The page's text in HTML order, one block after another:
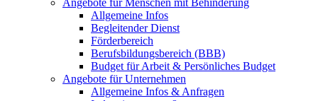
Angebote für Menschen mit Behinderung
Allgemeine Infos
Begleitender Dienst
Förderbereich
Berufsbildungsbereich (BBB)
Budget für Arbeit & Persönliches Budget
Angebote für Unternehmen
Allgemeine Infos & Anfragen